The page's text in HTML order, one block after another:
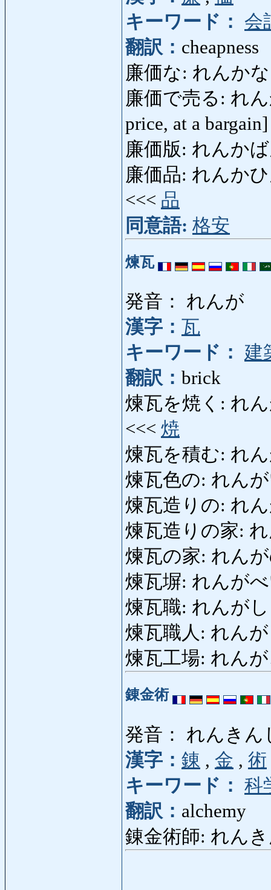
キーワード：
会
翻訳： cheapness
廉価な: れんか
廉価で売る: れ
price, at a
廉価版: れんか
廉価品: れんか
<<< 品
同意語: 格安
煉瓦
発音： れんが
漢字： 瓦
キーワード：
建
翻訳： brick
煉瓦を焼く: れん
<<< 焼
煉瓦を積む: れ
煉瓦色の: れん
煉瓦造りの: れ
煉瓦造りの家:
煉瓦の家: れん
煉瓦塀: れんが
煉瓦職: れんが
煉瓦職人: れん
煉瓦工場: れん
錬金術
発音： れんきん
漢字： 錬 , 金 , 術
キーワード： 科
翻訳： alchemy
錬金術師: れん